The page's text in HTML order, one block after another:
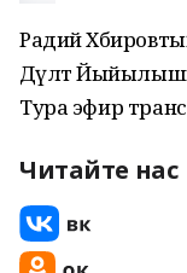
Радий
Дәүләт
Тура эфир
Читайте нас